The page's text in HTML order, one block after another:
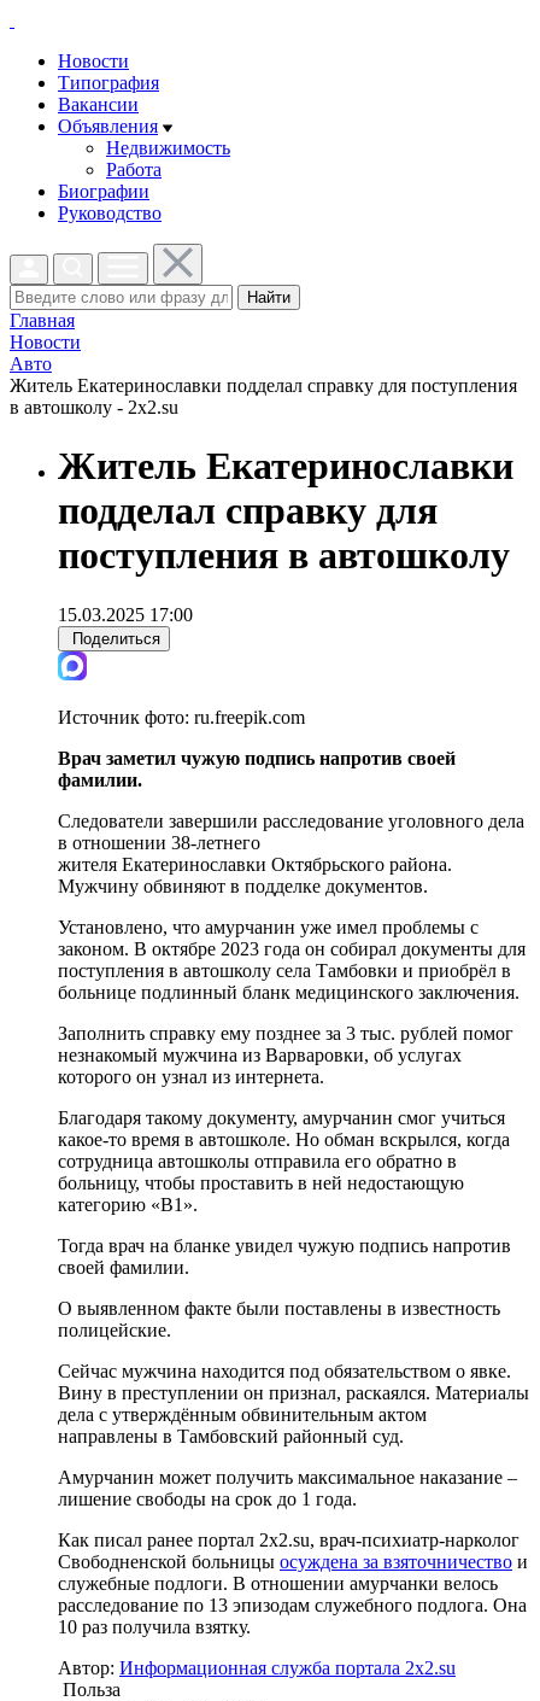
Новости
Типография
Вакансии
Объявления
Недвижимость
Работа
Биографии
Руководство
Найти
Главная
Новости
Авто
Житель Екатеринославки подделал справку для поступления
в автошколу - 2x2.su
Житель Екатеринославки
подделал справку для
поступления в автошколу
15.03.2025 17:00
Поделиться
Источник фото: ru.freepik.com
Врач заметил чужую подпись напротив своей
фамилии.
Следователи завершили расследование уголовного дела
в отношении 38-летнего
жителя Екатеринославки Октябрьского района.
Мужчину обвиняют в подделке документов.
Установлено, что амурчанин уже имел проблемы с
законом. В октябре 2023 года он собирал документы для
поступления в автошколу села Тамбовки и приобрёл в
больнице подлинный бланк медицинского заключения.
Заполнить справку ему позднее за 3 тыс. рублей помог
незнакомый мужчина из Варваровки, об услугах
которого он узнал из интернета.
Благодаря такому документу, амурчанин смог учиться
какое-то время в автошколе. Но обман вскрылся, когда
сотрудница автошколы отправила его обратно в
больницу, чтобы проставить в ней недостающую
категорию «В1».
Тогда врач на бланке увидел чужую подпись напротив
своей фамилии.
О выявленном факте были поставлены в известность
полицейские.
Сейчас мужчина находится под обязательством о явке.
Вину в преступлении он признал, раскаялся. Материалы
дела с утверждённым обвинительным актом
направлены в Тамбовский районный суд.
Амурчанин может получить максимальное наказание –
лишение свободы на срок до 1 года.
Как писал ранее портал 2х2.su, врач-психиатр-нарколог
Свободненской больницы осуждена за взяточничество и
служебные подлоги. В отношении амурчанки велось
расследование по 13 эпизодам служебного подлога. Она
10 раз получила взятку.
Автор: Информационная служба портала 2x2.su
Польза